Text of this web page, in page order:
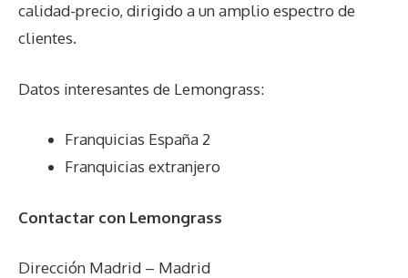
calidad-precio, dirigido a un amplio espectro de
clientes.
Datos interesantes de Lemongrass:
Franquicias España 2
Franquicias extranjero
Contactar con Lemongrass
Dirección Madrid – Madrid